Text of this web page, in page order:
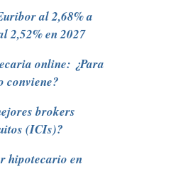
al 2,68% a
2,52% en 2027
online: ¿Para
conviene?
brokers
(ICIs)?
hipotecario en